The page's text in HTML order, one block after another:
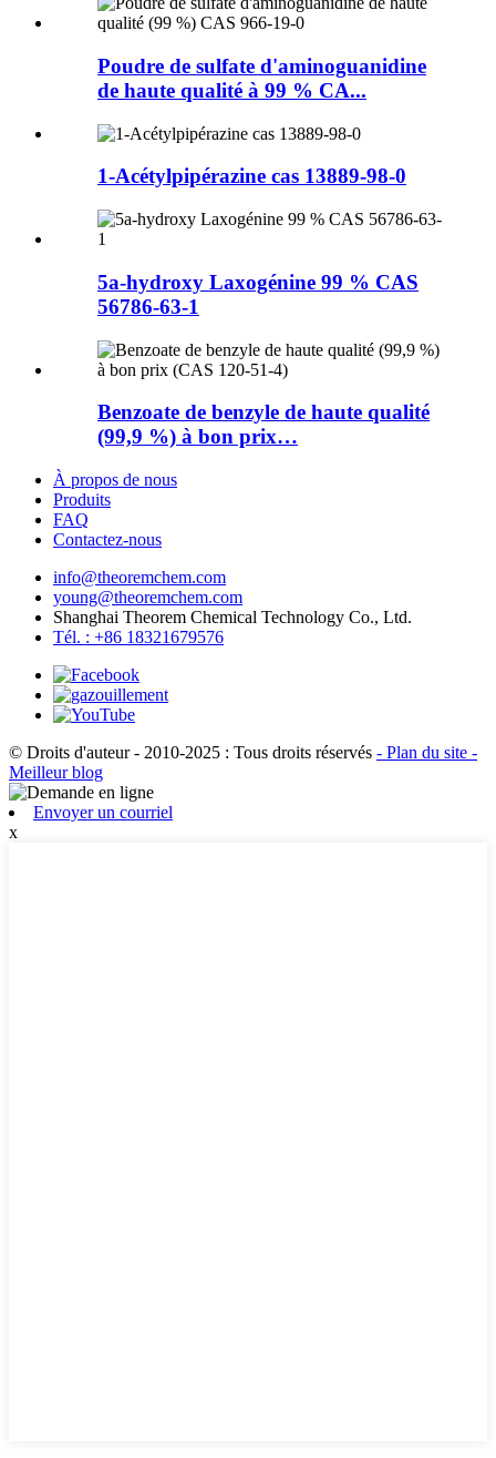
Poudre de sulfate d'aminoguanidine
de haute qualité à 99 % CA...
1-Acétylpipérazine cas 13889-98-0
5a-hydroxy Laxogénine 99 % CAS
56786-63-1
Benzoate de benzyle de haute qualité
(99,9 %) à bon prix…
À propos de nous
Produits
FAQ
Contactez-nous
info@theoremchem.com
young@theoremchem.com
Shanghai Theorem Chemical Technology Co., Ltd.
Tél. : +86 18321679576
© Droits d'auteur - 2010-2025 : Tous droits réservés - Plan du site -
Meilleur blog
Envoyer un courriel
x